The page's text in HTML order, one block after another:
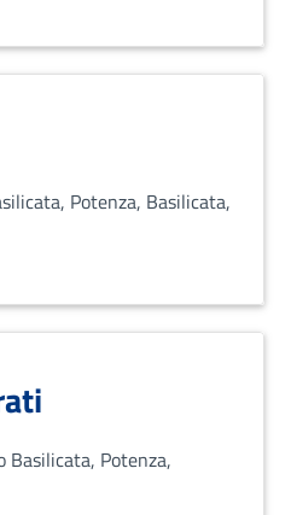
AMET, CONSECTETUR ADIPISCING
Potenza, Basilicata,
AMET, CONSECTETUR ADIPISCING
Basilicata, Potenza,